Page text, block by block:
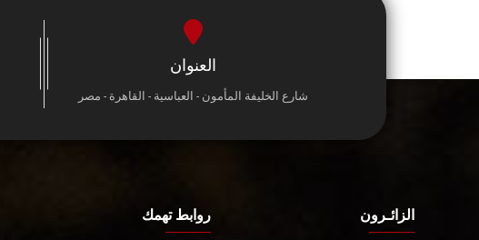
العنوان
شارع الخليفة المأمون - العباسية - القاهرة - مصر
الزائـرون روابط تهمك